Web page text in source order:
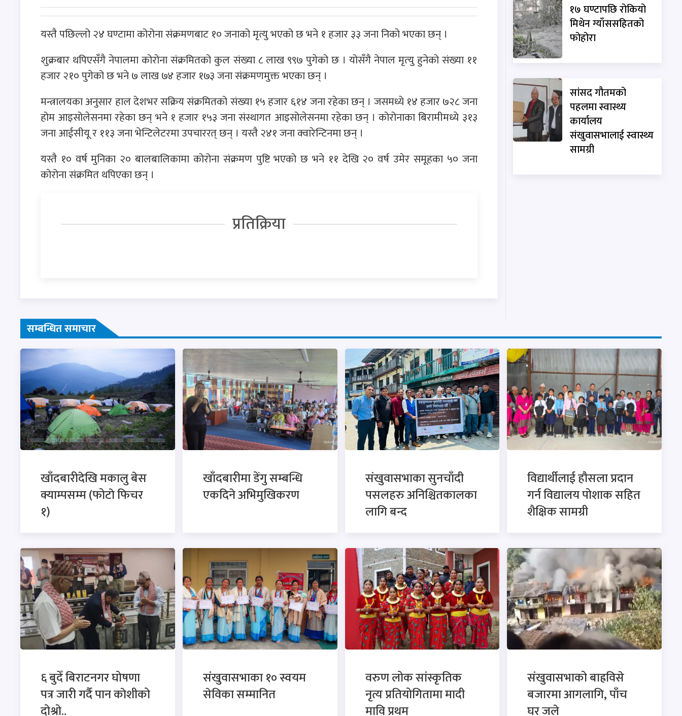
यस्तै पछिल्लो २४ घण्टामा कोरोना संक्रमणबाट १० जनाको मृत्यु भएको छ भने १ हजार ३३ जना निको भएका छन् ।
शुक्रबार थपिएसँगै नेपालमा कोरोना संक्रमितको कुल संख्या ८ लाख ९९७ पुगेको छ । योसँगै नेपाल मृत्‍यु हुनेको संख्या ११
हजार २१० पुगेको छ भने ७ लाख ७४ हजार १७३ जना संक्रमणमुक्त भएका छन् ।
मन्त्रालयका अनुसार हाल देशभर सक्रिय संक्रमितको संख्या १५ हजार ६१४ जना रहेका छन् । जसमध्ये १४ हजार ७२८ जना
होम आइसोलेसनमा रहेका छन् भने १ हजार १५३ जना संस्थागत आइसोलेसनमा रहेका छन् । कोरोनाका बिरामीमध्ये ३१३
जना आईसीयू र ११३ जना भेन्टिलेटरमा उपचाररत् छन् । यस्तै २४१ जना क्वारेन्टिनमा छन् ।
यस्तै १० वर्ष मुनिका २० बालबालिकामा कोरोना संक्रमण पुष्टि भएको छ भने ११ देखि २० वर्ष उमेर समूहका ५० जना
कोरोना संक्रमित थपिएका छन् ।
प्रतिक्रिया
१७ घण्टापछि रोकियो
मिथेन ग्याँससहितको
फोहोरा
सांसद गौतमको
पहलमा स्वास्थ्य
कार्यालय
संखुवासभालाई स्वास्थ्य
सामग्री
सम्बन्धित समाचार
खाँदबारीदेखि मकालु बेस
क्याम्पसम्म (फोटाे फिचर
१)
खाँदबारीमा डेंगु सम्बन्धि
एकदिने अभिमुखिकरण
संखुवासभाका सुनचाँदी
पसलहरु अनिश्चितकालका
लागि बन्द
विद्यार्थीलाई हौसला प्रदान
गर्न विद्यालय पोशाक सहित
शैक्षिक सामग्री
६ बुदेँ बिराटनगर घोषणा
पत्र जारी गर्दै पान काेशीको
दोश्रो..
संखुवासभाका १० स्वयम
सेविका सम्मानित
वरुण लोक सांस्कृतिक
नृत्य प्रतियोगितामा मादी
मावि प्रथम
संखुवासभाको बाह्रविसे
बजारमा आगलागि, पाँच
घर जले